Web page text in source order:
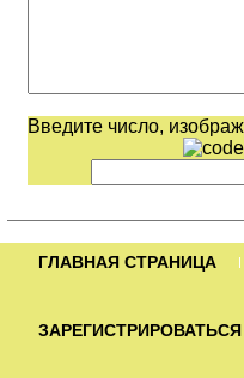
Введите число,
ГЛАВНАЯ СТРАНИЦА
ЗАРЕГИСТРИРОВАТЬСЯ